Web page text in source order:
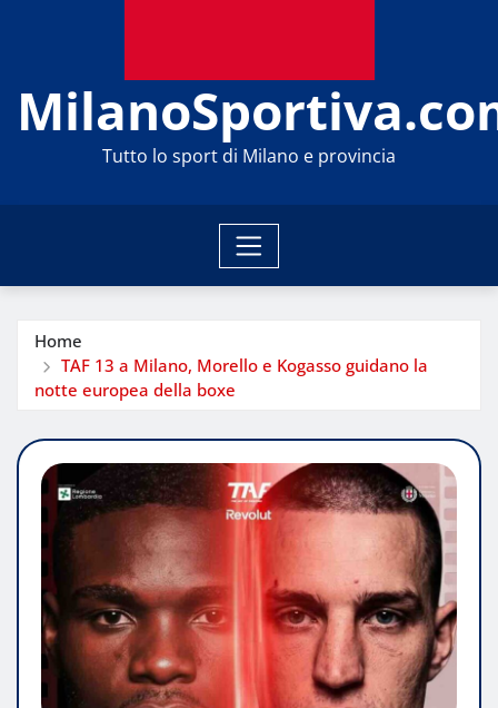
Tutto lo sport di Milano e provincia
Home
TAF 13 a Milano, Morello e Kogasso guidano la
notte europea della boxe